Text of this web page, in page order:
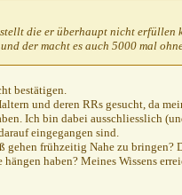
die er überhaupt nicht erfüllen
der macht es auch 5000 mal
bestätigen.
und deren RRs gesucht, da
Ich bin dabei ausschliesslich
eingegangen sind.
gehen frühzeitig Nahe zu
haben? Meines Wissens